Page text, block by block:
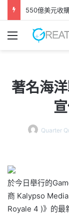
550億美元收
Menu
著名海
Quarter
於今日舉行的
商 Kalypso
Royale 4 )》的最